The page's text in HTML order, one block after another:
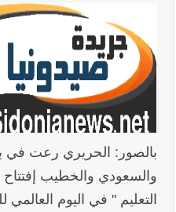
بالصور: الحريري رعت في
والسعودي والخطيب
التعليم " في اليوم